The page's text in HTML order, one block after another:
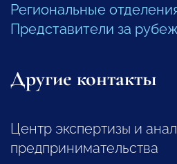
Региональные
Представители за
Другие контакты
Центр экспертизы и
предпринимательства